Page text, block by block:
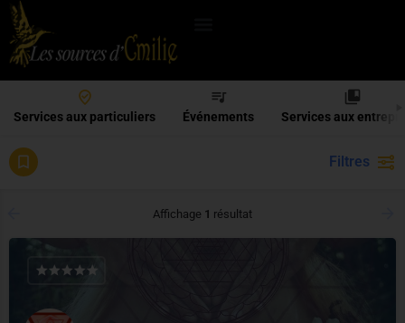
Services aux particuliers Événements Services aux
Filtres
Affichage 1 résultat